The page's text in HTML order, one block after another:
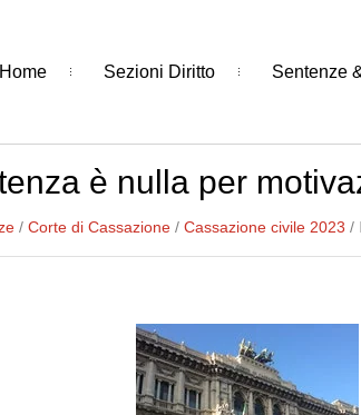
Home Sezioni Diritto Sentenze
è nulla per
/ Corte di Cassazione / Cassazione civile 2023 /